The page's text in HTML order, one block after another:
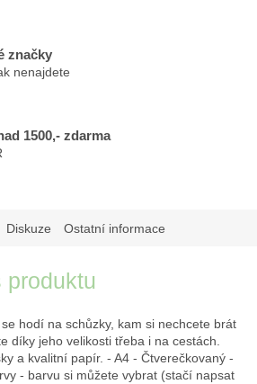
značky
nenajdete
1500,- zdarma
Diskuze Ostatní informace
produktu
hodí na schůzky, kam si nechcete brát
díky jeho velikosti třeba i na cestách.
a kvalitní papír. - A4 - Čtverečkovaný -
- barvu si můžete vybrat (stačí napsat